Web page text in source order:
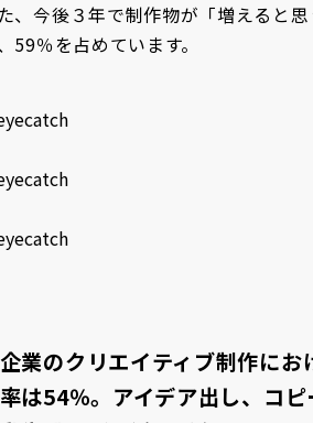
、今後３年で制作物が「増えると
59％を占めています。
業のクリエイティブ制作にお
は54％。アイデア出し、コピ